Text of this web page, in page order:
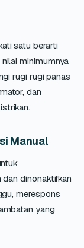
satu berarti
minimumnya
rugi rugi panas
dan
Manual
dinonaktifkan
merespons
yang